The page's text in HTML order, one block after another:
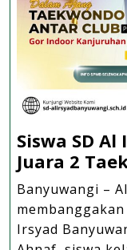
Siswa SD
Juara 2
Banyuwangi –
Irsyad